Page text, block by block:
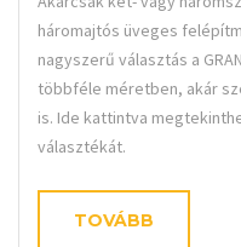
háromajtós üveges
nagyszerű választás a
többféle méretben, akár
is. Ide kattintva
választékát.
TOVÁBB